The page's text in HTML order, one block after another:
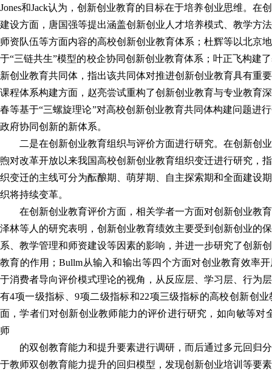
Jones和Jack认为，创新创业教育的目标在于培养创业思维。在
建设方面，唐国强等提出涵盖创新创业人才培养模式、教学方
师资队伍等方面内容的高校创新创业教育体系；杜辉等以北京
于“三链共生”模型的校企协同创新创业教育体系；叶正飞构建
新创业教育共同体，指出该共同体对推进创新创业教育具有重
课程体系构建方面，赵亮尝试重构了创新创业教育与专业教育
春等基于“三螺旋理论”对高校创新创业教育共同体构建问题进
政府协同创新的新体系。
二是在创新创业教育组织与评价方面进行研究。在创新创
煦对改革开放以来我国高校创新创业教育组织变迁进行研究，
织变迁的主线可分为酝酿期、萌芽期、自主探索期和全面建设
织将持续变革。
在创新创业教育评价方面，相关学者一方面对创新创业教
泽林等人的研究表明，创新创业教育绩效主要受到创新创业的
系、教学管理和师资建设等因素的影响，并进一步研究了创新
教育的作用；Bullm从输入和输出等四个方面对创业教育效率
于消费者导向评价模式理论的视角，从反应层、学习层、行为
有4项一级指标、9项二级指标和22项三级指标的高校创新创
面，学者们对创新创业教师能力的评价进行研究，如向敏等对
师
的双创教育能力和提升要素进行调研，而后通过多元回归
于教师双创教育能力提升的回归模型，发现创新创业培训等要